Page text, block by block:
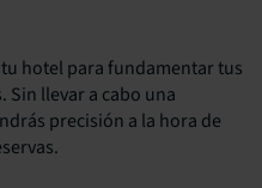
hotel para fundamentar tus
Sin llevar a cabo una
precisión a la hora de